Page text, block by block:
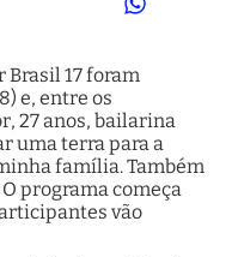
Brasil 17 foram
e, entre os
27 anos, bailarina
uma terra para a
família. Também
programa começa
vão